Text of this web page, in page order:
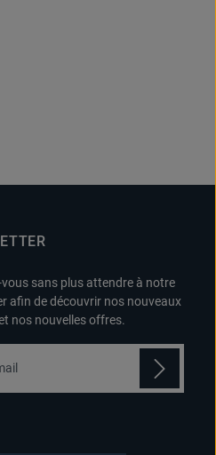
sans plus attendre à notre
afin de découvrir nos nouveaux
nos nouvelles offres.